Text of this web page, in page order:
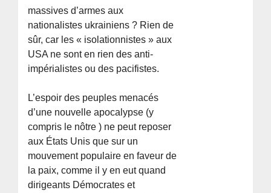
massives d’armes aux
nationalistes ukrainiens ? Rien de
sûr, car les « isolationnistes » aux
USA ne sont en rien des anti-
impérialistes ou des pacifistes.
L’espoir des peuples menacés
d’une nouvelle apocalypse (y
compris le nôtre ) ne peut reposer
aux États Unis que sur un
mouvement populaire en faveur de
la paix, comme il y en eut quand
dirigeants Démocrates et